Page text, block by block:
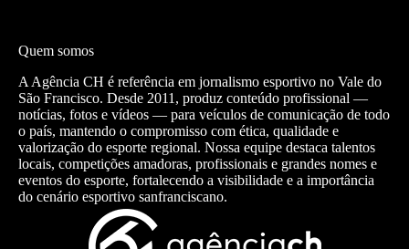
Quem somos
A Agência CH é referência em jornalismo esportivo no Vale do
São Francisco. Desde 2011, produz conteúdo profissional —
notícias, fotos e vídeos — para veículos de comunicação de todo
o país, mantendo o compromisso com ética, qualidade e
valorização do esporte regional. Nossa equipe destaca talentos
locais, competições amadoras, profissionais e grandes nomes e
eventos do esporte, fortalecendo a visibilidade e a importância
do cenário esportivo sanfranciscano.